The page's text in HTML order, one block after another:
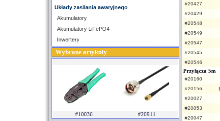
Układy zasilania awaryjnego
Akumulatory
Akumulatory LiFePO4
Inwertery
Wybrane artykuły
#10036 #20911
#20427
#20429
#20548
#20549
#20547
#20545
#20546
Przyłącza 5m
#20160
#20156
#20027
#20053
#20047